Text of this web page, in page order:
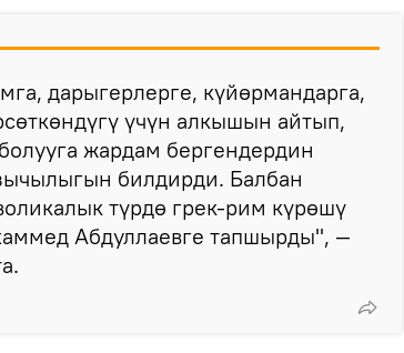
дарыгерлерге, күйөрмандарга,
үчүн алкышын айтып,
жардам бергендердин
билдирди. Балбан
түрдө грек-рим күрөшү
Абдуллаевге тапшырды", —